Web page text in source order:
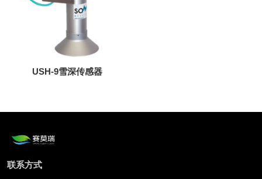
USH-9雪深传感器
联系方式